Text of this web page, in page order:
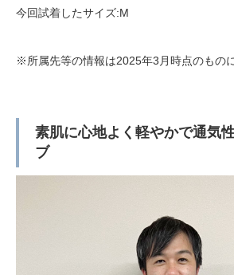
今回試着したサイズ:M
※所属先等の情報は2025年3月時点のもの
素肌に心地よく軽やかで通気
ブ